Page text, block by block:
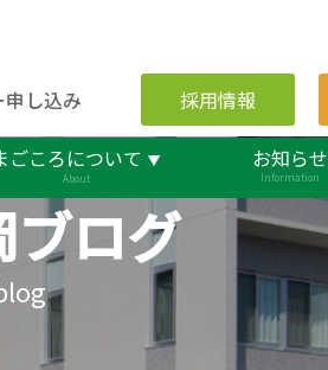
し込み 採用情報
ごころについて
About
お知らせ
Information
ブログ